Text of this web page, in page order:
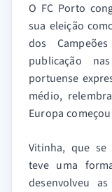
O FC Porto
sua eleição
dos
publicação
portuense
médio,
Europa
Vitinha, que
teve uma
desenvolveu